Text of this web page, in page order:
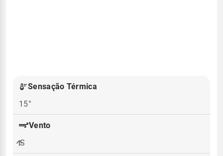
Sensação Térmica
15°
Vento
S